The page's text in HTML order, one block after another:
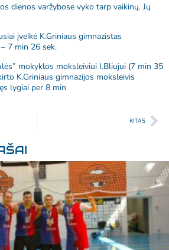
dienos varžybose vyko tarp vaikinų. Jų
įveikė K.Griniaus gimnazistas
7 min 26 sek.
mokyklos moksleiviui I.Bliujui (7 min 35
K.Griniaus gimnazijos moksleivis
lygiai per 8 min.
KITAS